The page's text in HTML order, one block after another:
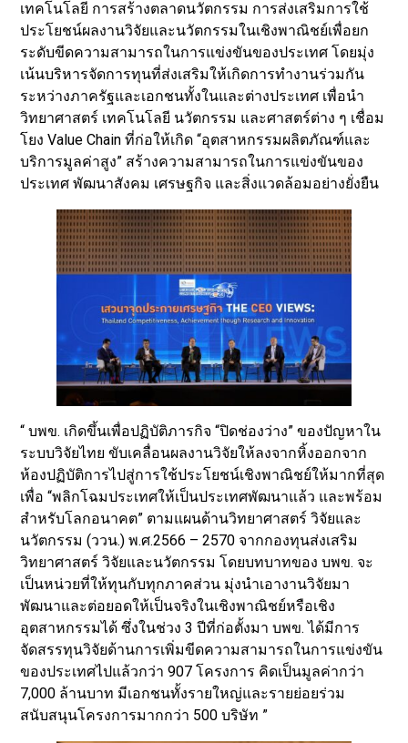
เทคโนโลยี การสร้างตลาดนวัตกรรม การส่งเสริมการใช้
ประโยชน์ผลงานวิจัยและนวัตกรรมในเชิงพาณิชย์เพื่อยก
ระดับขีดความสามารถในการแข่งขันของประเทศ โดยมุ่ง
เน้นบริหารจัดการทุนที่ส่งเสริมให้เกิดการทำงานร่วมกัน
ระหว่างภาครัฐและเอกชนทั้งในและต่างประเทศ เพื่อนำ
วิทยาศาสตร์ เทคโนโลยี นวัตกรรม และศาสตร์ต่าง ๆ เชื่อม
โยง Value Chain ที่ก่อให้เกิด “อุตสาหกรรมผลิตภัณฑ์และ
บริการมูลค่าสูง” สร้างความสามารถในการแข่งขันของ
ประเทศ พัฒนาสังคม เศรษฐกิจ และสิ่งแวดล้อมอย่างยั่งยืน
“ บพข. เกิดขึ้นเพื่อปฏิบัติภารกิจ “ปิดช่องว่าง” ของปัญหาใน
ระบบวิจัยไทย ขับเคลื่อนผลงานวิจัยให้ลงจากหิ้งออกจาก
ห้องปฏิบัติการไปสู่การใช้ประโยชน์เชิงพาณิชย์ให้มากที่สุด
เพื่อ “พลิกโฉมประเทศให้เป็นประเทศพัฒนาแล้ว และพร้อม
สำหรับโลกอนาคต” ตามแผนด้านวิทยาศาสตร์ วิจัยและ
นวัตกรรม (ววน.) พ.ศ.2566 – 2570 จากกองทุนส่งเสริม
วิทยาศาสตร์ วิจัยและนวัตกรรม โดยบทบาทของ บพข. จะ
เป็นหน่วยที่ให้ทุนกับทุกภาคส่วน มุ่งนำเอางานวิจัยมา
พัฒนาและต่อยอดให้เป็นจริงในเชิงพาณิชย์หรือเชิง
อุตสาหกรรมได้ ซึ่งในช่วง 3 ปีที่ก่อตั้งมา บพข. ได้มีการ
จัดสรรทุนวิจัยด้านการเพิ่มขีดความสามารถในการแข่งขัน
ของประเทศไปแล้วกว่า 907 โครงการ คิดเป็นมูลค่ากว่า
7,000 ล้านบาท มีเอกชนทั้งรายใหญ่และรายย่อยร่วม
สนับสนุนโครงการมากกว่า 500 บริษัท ”